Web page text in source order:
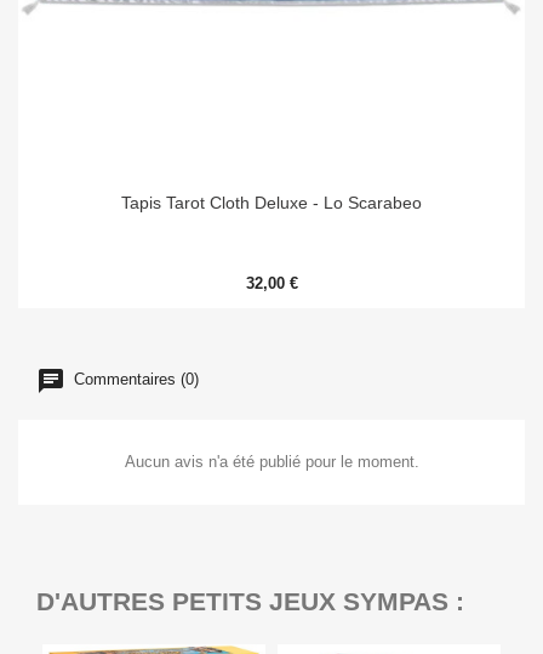
Tapis Tarot Cloth Deluxe - Lo Scarabeo
32,00 €
Commentaires (0)
Aucun avis n'a été publié pour le moment.
D'AUTRES PETITS JEUX SYMPAS :